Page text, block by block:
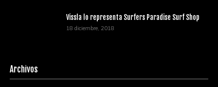
Vissla lo representa Surfers Paradise Surf Shop
18 diciembre, 2018
Archivos